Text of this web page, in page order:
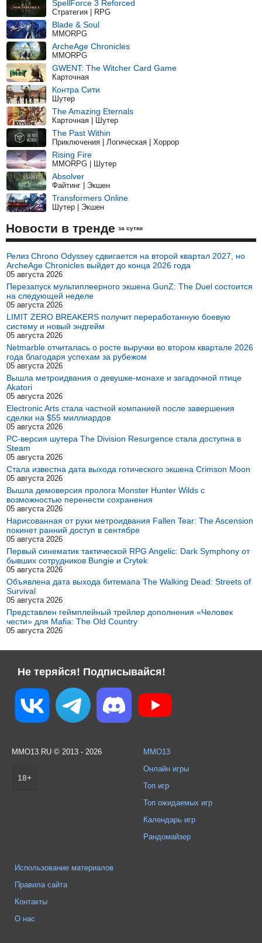
SpellForce 3 Reforced
Стратегия | RPG
Blade & Soul
MMORPG
ArcheAge Chronicles
MMORPG
GWENT: The Witcher Card Game
Карточная
Контра Сити
Шутер
The Amazing Eternals
Карточная | Шутер
The Past Within
Приключения | Логическая | Хоррор
Rising Fire
MMORPG | Шутер
Absolver
Файтинг | Экшен
Transformers Online
Шутер | Экшен
Новости в тренде за сутки
Релиз Chrono Odyssey сдвигается на второй квартал 2027, но
ArcheAge Chronicles выйдет до конца 2026 года
05 августа 2026
Перезапуск мультиплеерного экшена GunZ: The Duel состоится
на следующей неделе
05 августа 2026
LIMIT ZERO BREAKERS получит переработанную боевую
систему и новый эндгейм
05 августа 2026
Netmarble отчиталась о росте выручки во втором квартале 2026
года благодаря успехам за рубежом
05 августа 2026
Вышла метроидвания о девушке-монахе и загадочной птице
Akatori
05 августа 2026
Electronic Arts стала частной компанией после завершения
сделки на $55 миллиардов
05 августа 2026
PC-версия шутера The Division Resurgence стала доступна в
Steam
05 августа 2026
Стала известна дата выхода готического экшена Crimson Moon
05 августа 2026
Вышла демоверсия пролога Monster Hunter Wilds с
возможностью перенести сохранения
05 августа 2026
Нарисованная от руки метроидвания Fallen Tear: The Ascension
покинет ранний доступ в сентябре
05 августа 2026
Первый синематик тактической RPG Angelic: Dark Symphony от
бывших сотрудников Bungie и Crytek
05 августа 2026
Объявлена дата выхода битемапа The Walking Dead: Streets of
Survival
05 августа 2026
Представлен геймплейный трейлер дополнения «Человек
чести» для Mafia: The Old Country
05 августа 2026
Не теряйся! Подписывайся!
MMO13.RU © 2013 - 2026
18+
MMO13
Онлайн игры
Топ игр
Топ ожидаемых игр
Календарь игр
Рандомайзер
Использование материалов
Правила сайта
Контакты
О нас